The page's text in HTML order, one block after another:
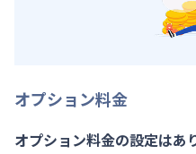
オプション料金
オプション料金の設定はあ